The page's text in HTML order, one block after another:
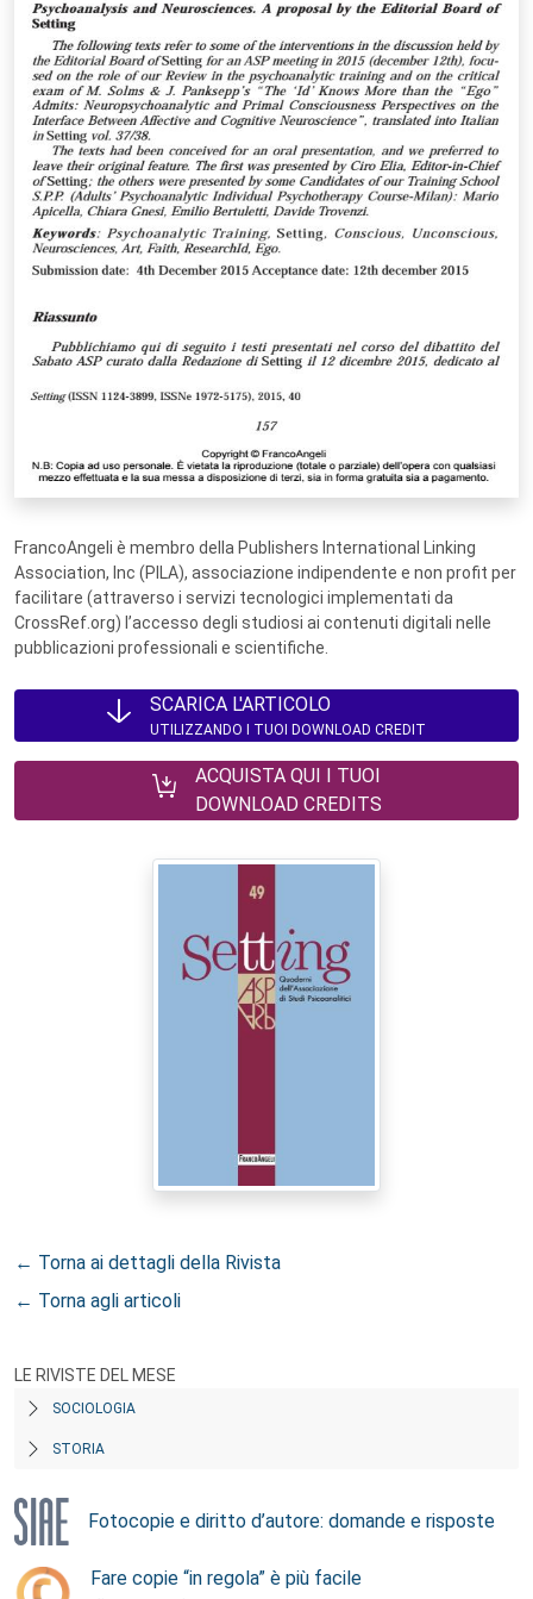
FrancoAngeli è membro della Publishers International Linking
Association, Inc (PILA), associazione indipendente e non profit per
facilitare (attraverso i servizi tecnologici implementati da
CrossRef.org) l’accesso degli studiosi ai contenuti digitali nelle
pubblicazioni professionali e scientifiche.
SCARICA L'ARTICOLO
UTILIZZANDO I TUOI DOWNLOAD CREDIT
ACQUISTA QUI I TUOI
DOWNLOAD CREDITS
← Torna ai dettagli della Rivista
← Torna agli articoli
LE RIVISTE DEL MESE
SOCIOLOGIA
STORIA
Fotocopie e diritto d’autore: domande e risposte
Fare copie “in regola” è più facile